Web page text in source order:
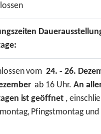
vom24. - 26.
ab 16 Uhr. An
ist geöffnet,
Pfingstmontag